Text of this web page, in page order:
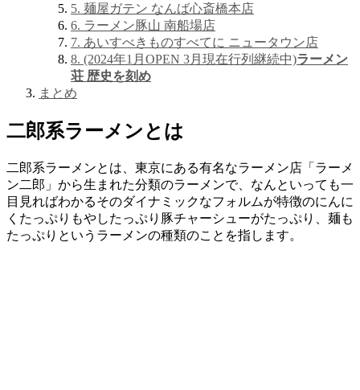
5. 麺屋ガテン なんば心斎橋本店
6. ラーメン豚山 南船場店
7. あいすべきものすべてに ニュータウン店
8. (2024年1月OPEN 3月現在行列継続中)ラーメン
荘 歴史を刻め
まとめ
二郎系ラーメンとは
二郎系ラーメンとは、東京にある有名なラーメン店「ラーメ
ン二郎」から生まれた分類のラーメンで、なんといっても一
目見ればわかるそのダイナミックなフォルムが特徴のにんに
くたっぷりもやしたっぷり豚チャーシューがたっぷり、麺も
たっぷりというラーメンの種類のことを指します。